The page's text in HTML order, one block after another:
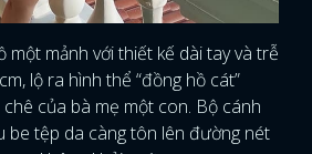
một mảnh với thiết kế dài tay và trễ
lộ ra hình thể “đồng hồ cát”
của bà mẹ một con. Bộ cánh
be tệp da càng tôn lên đường nét